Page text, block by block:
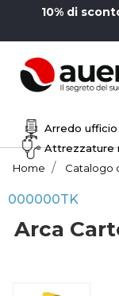
10% di
Arredo ufficio
Attrezzature
Home
Catalogo
000000TK
Arca